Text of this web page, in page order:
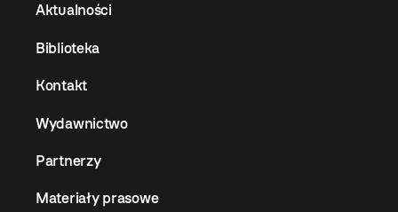
Aktualności
Biblioteka
Kontakt
Wydawnictwo
Partnerzy
Materiały prasowe